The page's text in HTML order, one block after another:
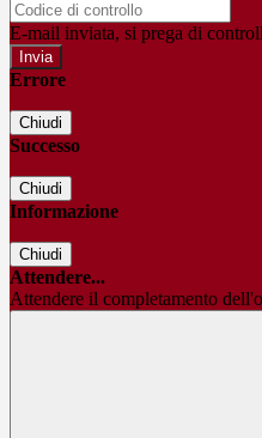
E-mail inviata, si prega di
Errore
Chiudi
Successo
Chiudi
Informazione
Chiudi
Attendere...
Attendere il completamento